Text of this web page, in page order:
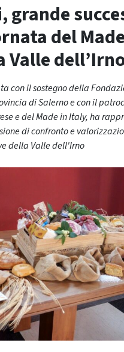
grande
del
Valle
con il sostegno della
di Salerno e con il
e del Made in Italy, ha
di confronto e
della Valle dell'Irno